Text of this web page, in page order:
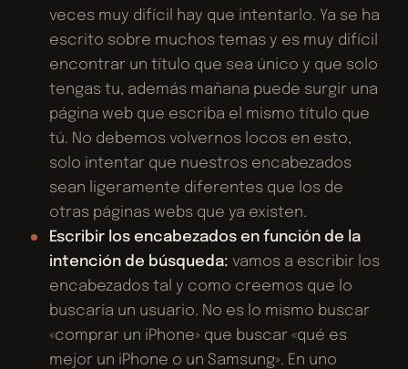
veces muy difícil hay que intentarlo. Ya se ha
escrito sobre muchos temas y es muy difícil
encontrar un título que sea único y que solo
tengas tu, además mañana puede surgir una
página web que escriba el mismo título que
tú. No debemos volvernos locos en esto,
solo intentar que nuestros encabezados
sean ligeramente diferentes que los de
otras páginas webs que ya existen.
Escribir los encabezados en función de la
intención de búsqueda:vamos a escribir los
encabezados tal y como creemos que lo
buscaría un usuario. No es lo mismo buscar
«comprar un iPhone» que buscar «qué es
mejor un iPhone o un Samsung». En uno